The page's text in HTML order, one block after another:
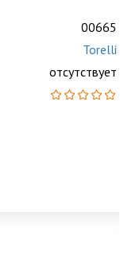
00665
Torelli
отсутствует